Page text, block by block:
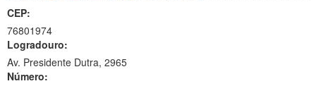
CEP:
76801974
Logradouro:
Av. Presidente Dutra, 2965
Número: